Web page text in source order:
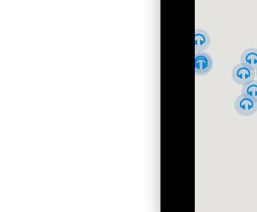
київський музей на честь спадкоємця престолу.
освятити будівлю до ще однієї дати –
начорно, проте на його освяченні 30 серпня
фатальний для нього приїзд до Києва.
01 вересня 1911 року Могилевцева представили
спеціально виконану до цього дня на
Києві. Зараз вона зберігається у фондах